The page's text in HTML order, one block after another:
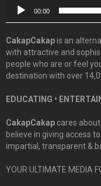
00:00
CakapCakapis an
with attractive and
people who are or feel
destination with over
EDUCATING •
CakapCakap cares
believe in giving access
impartial, transparent &
YOUR ULTIMATE MEDIA